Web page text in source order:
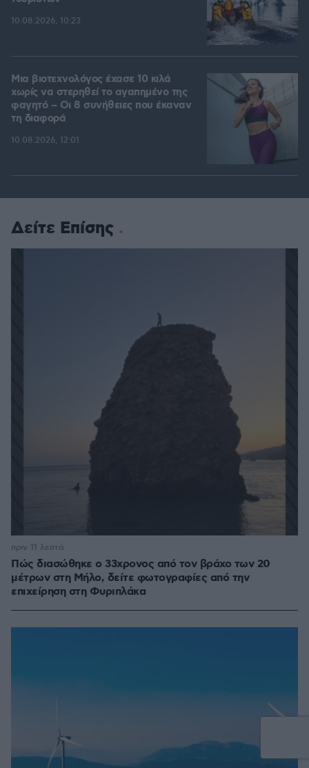
10.08.2026, 10:23
Μια βιοτεχνολόγος έχασε 10 κιλά
χωρίς να στερηθεί το αγαπημένο της
φαγητό – Οι 8 συνήθειες που έκαναν
τη διαφορά
10.08.2026, 12:01
Δείτε Επίσης
Πώς διασώθηκε ο 33χρονος από τον βράχο των 20
μέτρων στη Μήλο, δείτε φωτογραφίες από την
επιχείρηση στη Φυριπλάκα
πριν 11 λεπτά